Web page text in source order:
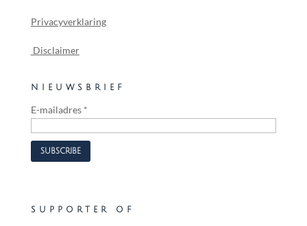
Privacyverklaring
Disclaimer
NIEUWSBRIEF
E-mailadres *
SUPPORTER OF